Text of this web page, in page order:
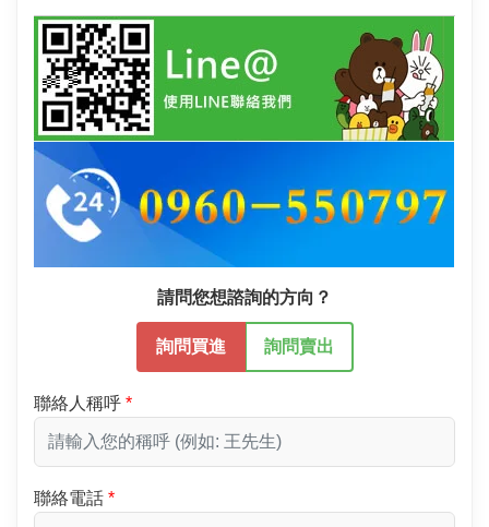
請問您想諮詢的方向？
詢問買進 詢問賣出
聯絡人稱呼
聯絡電話